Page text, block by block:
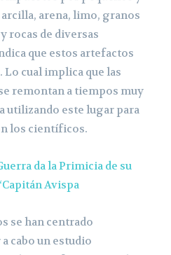
arena, limo, granos
rocas de diversas
que estos artefactos
Lo cual implica que las
remontan a tiempos muy
utilizando este lugar para
los científicos.
da la Primicia de su
Avispa
se han centrado
cabo un estudio